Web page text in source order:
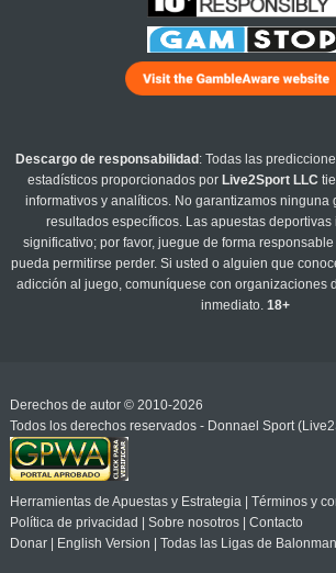
Descargo de responsabilidad : Todas las
estadísticos proporcionados por Live2Sport LLC
informativos y analíticos. No garantizamos ninguna
resultados específicos. Las apuestas
significativo; por favor, juegue de forma
pueda permitirse perder. Si usted o alguien que
adicción al juego, comuníquese con organizaciones
inmediato.18+
Derechos de autor © 2010-2026
Todos los derechos reservados - Donnael Sport
Herramientas de Apuestas y Estrategia| Términos y
Política de privacidad
Sobre nosotros| Contacto
Donar| English Version Todas las Ligas de